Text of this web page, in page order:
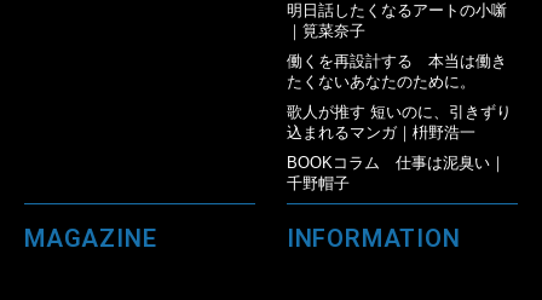
明日話したくなるアートの小噺
｜筧菜奈子
働くを再設計する 本当は働き
たくないあなたのために。
歌人が推す 短いのに、引きずり
込まれるマンガ｜枡野浩一
BOOKコラム 仕事は泥臭い｜
千野帽子
MAGAZINE INFORMATION